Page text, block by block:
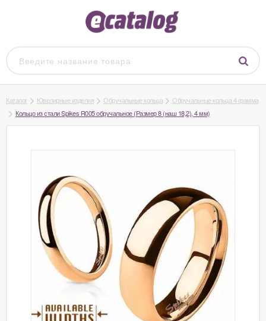
Каталог Ювелирные изделия Обручальные кольца
Обручальные кольца 4 грамма
Кольцо из стали Spikes R005 обручальное (Размер 8 (наш 18,2), 4 мм)